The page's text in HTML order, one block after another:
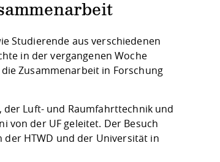
Studierende aus verschiedenen
in der vergangenen Woche
Zusammenarbeit in Forschung
der Luft- und Raumfahrttechnik und
von der UF geleitet. Der Besuch
der HTWD und der Universität in